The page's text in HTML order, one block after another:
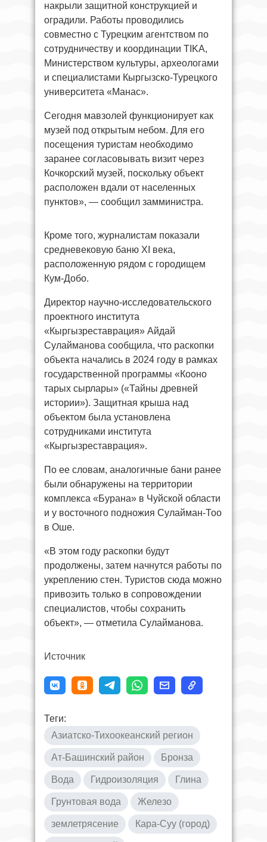
накрыли защитной конструкцией и
оградили. Работы проводились
совместно с Турецким агентством по
сотрудничеству и координации TIKA,
Министерством культуры, археологами
и специалистами Кыргызско-Турецкого
университета «Манас».
Сегодня мавзолей функционирует как
музей под открытым небом. Для его
посещения туристам необходимо
заранее согласовывать визит через
Кочкорский музей, поскольку объект
расположен вдали от населенных
пунктов», — сообщил замминистра.
Кроме того, журналистам показали
средневековую баню XI века,
расположенную рядом с городищем
Кум-Добо.
Директор научно-исследовательского
проектного института
«Кыргызреставрация» Айдай
Сулайманова сообщила, что раскопки
объекта начались в 2024 году в рамках
государственной программы «Кооно
тарых сырлары» («Тайны древней
истории»). Защитная крыша над
объектом была установлена
сотрудниками института
«Кыргызреставрация».
По ее словам, аналогичные бани ранее
были обнаружены на территории
комплекса «Бурана» в Чуйской области
и у восточного подножия Сулайман-Тоо
в Оше.
«В этом году раскопки будут
продолжены, затем начнутся работы по
укреплению стен. Туристов сюда можно
привозить только в сопровождении
специалистов, чтобы сохранить
объект», — отметила Сулайманова.
Источник
Теги:
Азиатско-Тихоокеанский регион
Ат-Башинский район Бронза
Вода Гидроизоляция Глина
Грунтовая вода Железо
землетрясение Кара-Суу (город)